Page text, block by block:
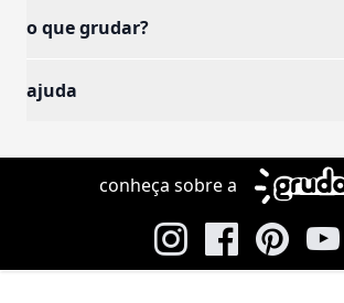
o que grudar?
ajuda
conheça sobre a